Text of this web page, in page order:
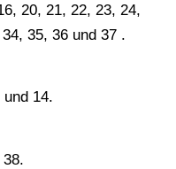
20, 21, 22, 23, 24,
35, 36 und 37 .
und 14.
38.